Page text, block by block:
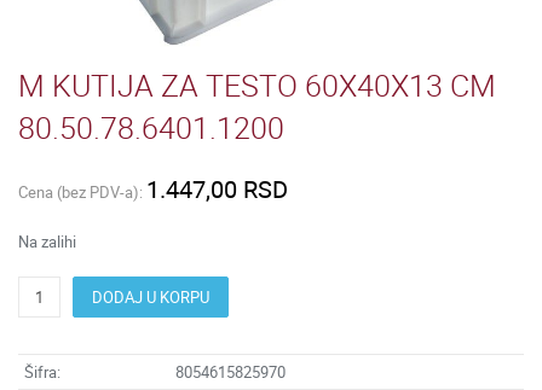
M KUTIJA ZA TESTO 60X40X13 CM
80.50.78.6401.1200
Cena (bez PDV-a): 1.447,00 RSD
Na zalihi
DODAJ U KORPU
Šifra:
8054615825970